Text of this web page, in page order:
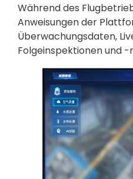
Während des
Anweisungen der
Überwachungsdaten,
Folgeinspektionen und